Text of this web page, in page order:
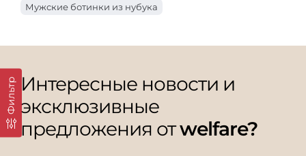
Фильтр
Мужские ботинки из нубука
Интересные новости и
эксклюзивные
предложения отwelfare?